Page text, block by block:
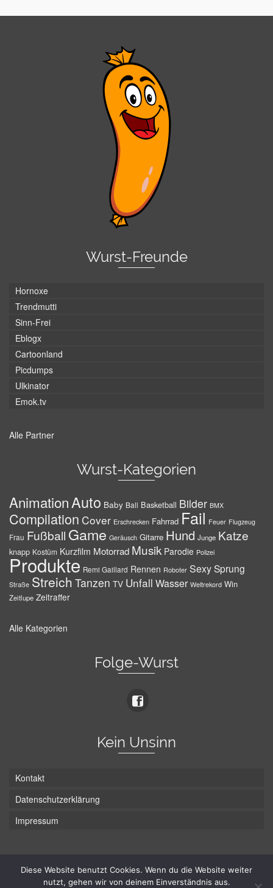
Wurst-Freunde
Hornoxe
Trendmutti
Sinn-Frei
Eblogx
Cartoonland
Picdumps
Ulkinator
Emok.tv
Alle Partner
Wurst-Kategorien
AnimationAuto Baby Ball Basketball Bilder BMX
Compilation Cover Erschrecken Fahrrad Fail Feuer Flugzeug
Frau Fußball Game Geräusch Gitarre Hund Junge Katze
knapp Kostüm Kurzfilm Motorrad Musik Parodie Polizei
Produkte Remi Gaillard Rennen Roboter SexySprung
Straße Streich Tanzen TV Unfall Wasser Weltrekord Win
Zeitlupe Zeitraffer
Alle Kategorien
Folge-Wurst
Kein Unsinn
Kontakt
Datenschutzerklärung
Impressum
Diese Website benutzt Cookies. Wenn du die Website weiter
nutzt, gehen wir von deinem Einverständnis aus.